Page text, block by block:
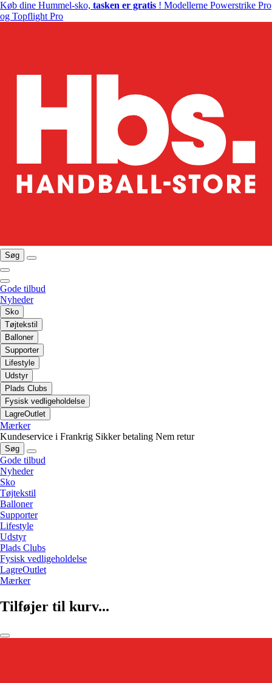
Køb dine Hummel-sko, tasken er gratis ! Modellerne Powerstrike Pro
og Topflight Pro
Søg
Gode tilbud
Nyheder
Sko
Tøjtekstil
Balloner
Supporter
Lifestyle
Udstyr
Plads Clubs
Fysisk vedligeholdelse
LagreOutlet
Mærker
Kundeservice i Frankrig Sikker betaling Nem retur
Søg
Gode tilbud
Nyheder
Sko
Tøjtekstil
Balloner
Supporter
Lifestyle
Udstyr
Plads Clubs
Fysisk vedligeholdelse
LagreOutlet
Mærker
Tilføjer til kurv...